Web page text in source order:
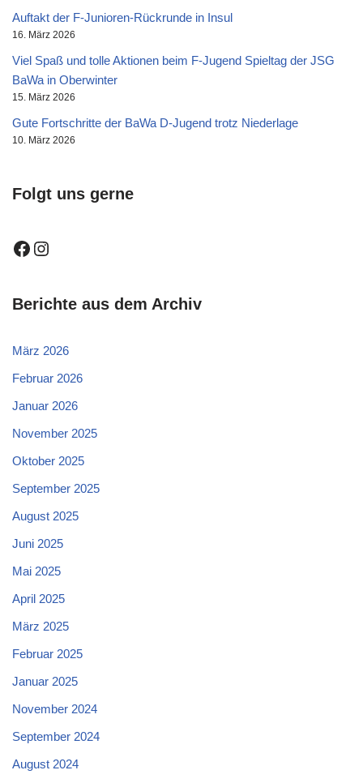
Auftakt der F-Junioren-Rückrunde in Insul
16. März 2026
Viel Spaß und tolle Aktionen beim F-Jugend Spieltag der JSG
BaWa in Oberwinter
15. März 2026
Gute Fortschritte der BaWa D-Jugend trotz Niederlage
10. März 2026
Folgt uns gerne
Berichte aus dem Archiv
März 2026
Februar 2026
Januar 2026
November 2025
Oktober 2025
September 2025
August 2025
Juni 2025
Mai 2025
April 2025
März 2025
Februar 2025
Januar 2025
November 2024
September 2024
August 2024